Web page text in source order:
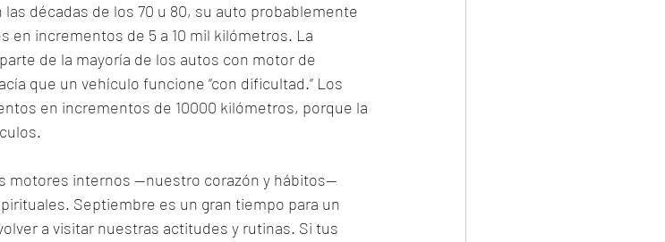
décadas de los 70 u 80, su auto probablemente
incrementos de 5 a 10 mil kilómetros. La
de la mayoría de los autos con motor de
que un vehículo funcione “con dificultad.” Los
en incrementos de 10000 kilómetros, porque la
motores internos —nuestro corazón y hábitos—
Septiembre es un gran tiempo para un
a visitar nuestras actitudes y rutinas. Si tus